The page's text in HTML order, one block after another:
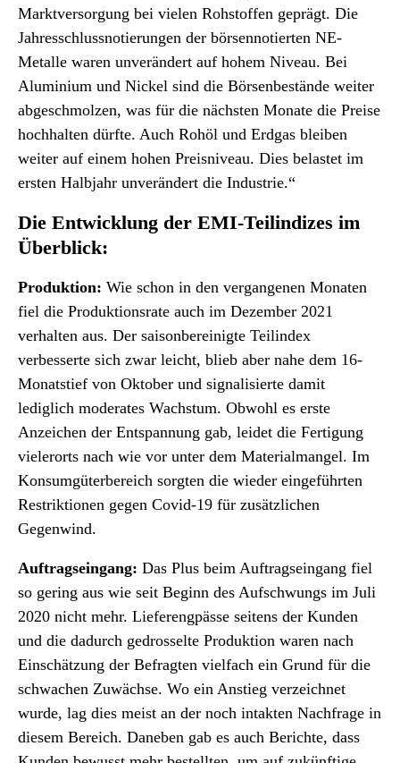
Marktversorgung bei vielen Rohstoffen geprägt. Die
Jahresschlussnotierungen der börsennotierten NE-
Metalle waren unverändert auf hohem Niveau. Bei
Aluminium und Nickel sind die Börsenbestände weiter
abgeschmolzen, was für die nächsten Monate die Preise
hochhalten dürfte. Auch Rohöl und Erdgas bleiben
weiter auf einem hohen Preisniveau. Dies belastet im
ersten Halbjahr unverändert die Industrie.“
Die Entwicklung der EMI-Teilindizes im
Überblick:
Produktion: Wie schon in den vergangenen Monaten
fiel die Produktionsrate auch im Dezember 2021
verhalten aus. Der saisonbereinigte Teilindex
verbesserte sich zwar leicht, blieb aber nahe dem 16-
Monatstief von Oktober und signalisierte damit
lediglich moderates Wachstum. Obwohl es erste
Anzeichen der Entspannung gab, leidet die Fertigung
vielerorts nach wie vor unter dem Materialmangel. Im
Konsumgüterbereich sorgten die wieder eingeführten
Restriktionen gegen Covid-19 für zusätzlichen
Gegenwind.
Auftragseingang: Das Plus beim Auftragseingang fiel
so gering aus wie seit Beginn des Aufschwungs im Juli
2020 nicht mehr. Lieferengpässe seitens der Kunden
und die dadurch gedrosselte Produktion waren nach
Einschätzung der Befragten vielfach ein Grund für die
schwachen Zuwächse. Wo ein Anstieg verzeichnet
wurde, lag dies meist an der noch intakten Nachfrage in
diesem Bereich. Daneben gab es auch Berichte, dass